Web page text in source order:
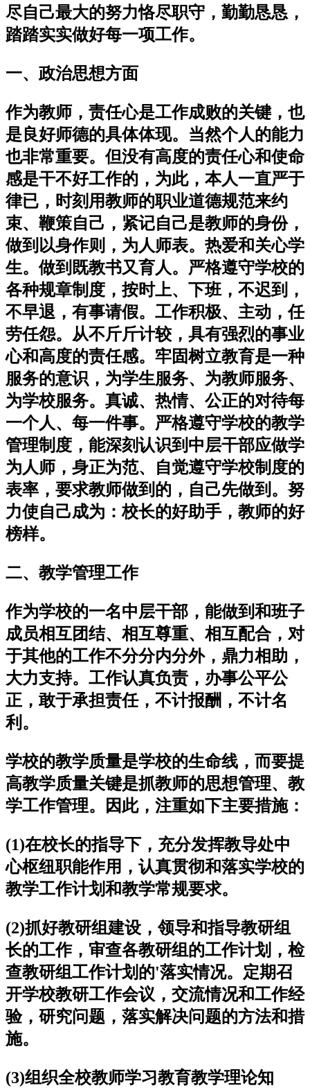
尽自己最大的努力恪尽职守，勤勤恳恳，
踏踏实实做好每一项工作。
一、政治思想方面
作为教师，责任心是工作成败的关键，也
是良好师德的具体体现。当然个人的能力
也非常重要。但没有高度的责任心和使命
感是干不好工作的，为此，本人一直严于
律已，时刻用教师的职业道德规范来约
束、鞭策自己，紧记自己是教师的身份，
做到以身作则，为人师表。热爱和关心学
生。做到既教书又育人。严格遵守学校的
各种规章制度，按时上、下班，不迟到，
不早退，有事请假。工作积极、主动，任
劳任怨。从不斤斤计较，具有强烈的事业
心和高度的责任感。牢固树立教育是一种
服务的意识，为学生服务、为教师服务、
为学校服务。真诚、热情、公正的对待每
一个人、每一件事。严格遵守学校的教学
管理制度，能深刻认识到中层干部应做学
为人师，身正为范、自觉遵守学校制度的
表率，要求教师做到的，自己先做到。努
力使自己成为：校长的好助手，教师的好
榜样。
二、教学管理工作
作为学校的一名中层干部，能做到和班子
成员相互团结、相互尊重、相互配合，对
于其他的工作不分分内分外，鼎力相助，
大力支持。工作认真负责，办事公平公
正，敢于承担责任，不计报酬，不计名
利。
学校的教学质量是学校的生命线，而要提
高教学质量关键是抓教师的思想管理、教
学工作管理。因此，注重如下主要措施：
(1)在校长的指导下，充分发挥教导处中
心枢纽职能作用，认真贯彻和落实学校的
教学工作计划和教学常规要求。
(2)抓好教研组建设，领导和指导教研组
长的工作，审查各教研组的工作计划，检
查教研组工作计划的'落实情况。定期召
开学校教研工作会议，交流情况和工作经
验，研究问题，落实解决问题的方法和措
施。
(3)组织全校教师学习教育教学理论知